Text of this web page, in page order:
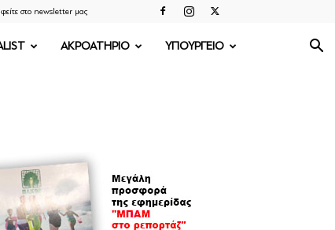
στο newsletter μας
ΑΚΡΟΑΤΗΡΙΟ ΥΠΟΥΡΓΕΙΟ